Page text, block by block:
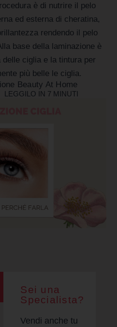
è di nutrire il pelo
ed esterna di cheratina,
rendendo il pelo
base della laminazione è
delle ciglia e la tintura per
più belle le ciglia.
Beauty At Home
LEGGILO IN 7 MINUTI
Sei una
Specialista?
Vendi anche tu